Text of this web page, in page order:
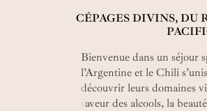
CÉPAGES DIVINS, DU
Bienvenue dans un séjour
l’Argentine et le Chili
découvrir leurs domaines
saveur des alcools, la